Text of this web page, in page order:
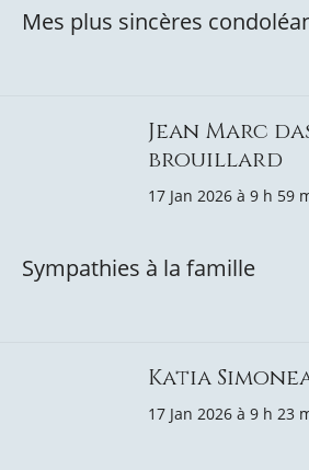
Mes plus sincères
Jean Marc
brouillard
17 Jan 2026 à 9 h 59
Sympathies à la famille
Katia
17 Jan 2026 à 9 h 23